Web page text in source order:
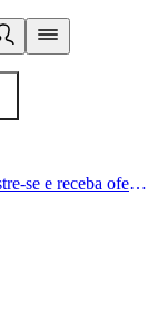
Um estilo de vida saudável começa aqui. Cadastre-se e receba ofertas exclusivas.